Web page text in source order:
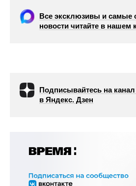
Все эксклюзивы и самые
новости читайте в нашем
Подписывайтесь на
в Яндекс. Дзен